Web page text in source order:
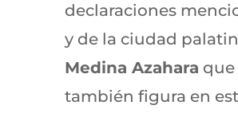
declaraciones
y de la ciudad
Medina Azahara que
también figura en